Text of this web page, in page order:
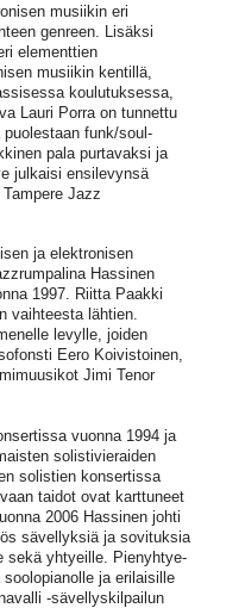
musiikin eri
genreen. Lisäksi
elementtien
musiikin kentillä,
koulutuksessa,
Lauri Porra on tunnettu
funk/soul-
pala purtavaksi ja
julkaisi ensilevynsä
Jazz
ja elektronisen
Hassinen
1997. Riitta Paakki
vaihteesta lähtien.
levylle, joiden
Eero Koivistoinen,
Jimi Tenor
vuonna 1994 ja
solistivieraiden
solistien konsertissa
taidot ovat karttuneet
2006 Hassinen johti
sävellyksiä ja sovituksia
sekä yhtyeille. Pienyhtye-
ja erilaisille
-sävellyskilpailun